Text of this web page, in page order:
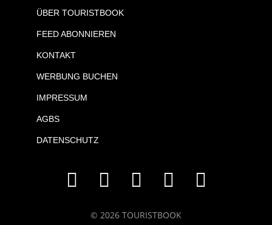
ÜBER TOURISTBOOK
FEED ABONNIEREN
KONTAKT
WERBUNG BUCHEN
IMPRESSUM
AGBS
DATENSCHUTZ
© 2026 TOURISTBOOK